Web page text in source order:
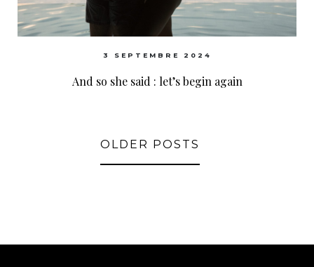
3 SEPTEMBRE 2024
And so she said : let’s begin again
OLDER POSTS